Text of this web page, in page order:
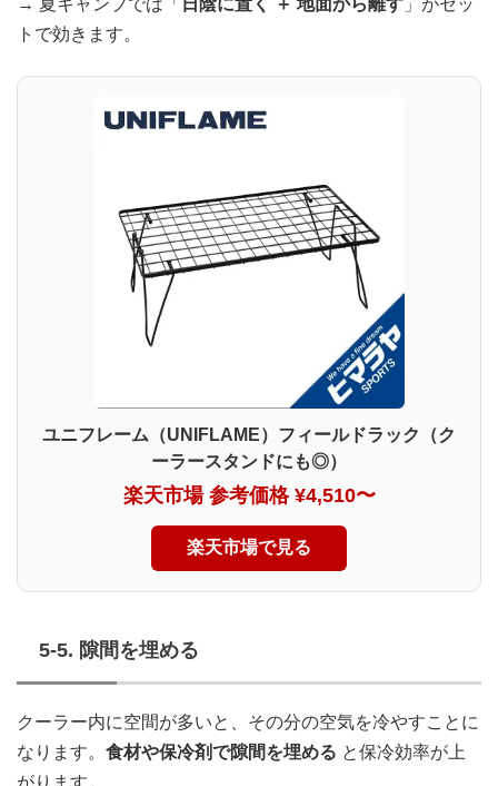
トで効きます。
ユニフレーム（UNIFLAME）フィールドラック（ク
ーラースタンドにも◎）
楽天市場 参考価格 ¥4,510〜
楽天市場で見る
5-5. 隙間を埋める
クーラー内に空間が多いと、その分の空気を冷やすことに
なります。 食材や保冷剤で隙間を埋める と保冷効率が上
がります。